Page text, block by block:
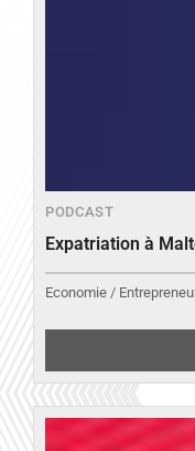
PODCAST
Expatriation à
Economie /